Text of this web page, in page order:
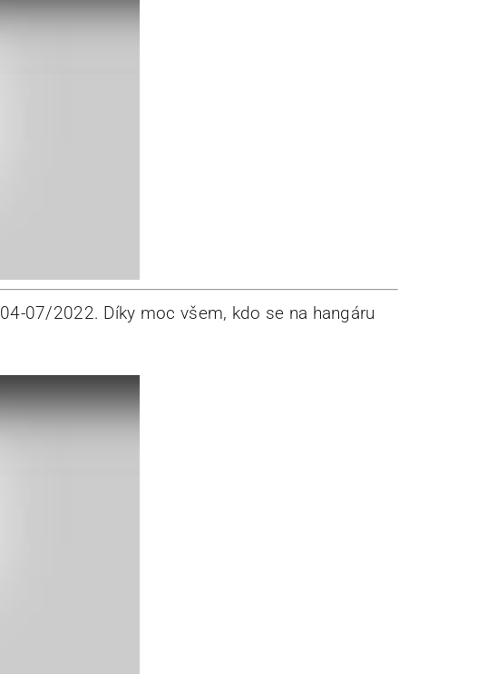
07/2022. Díky moc všem, kdo se na hangáru